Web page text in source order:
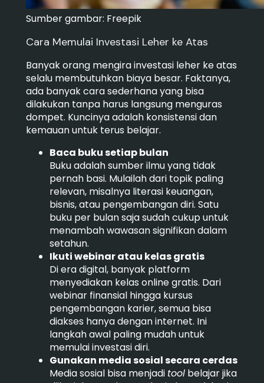
Sumber gambar: Freepik
Cara Memulai Investasi Leher ke Atas
Banyak orang mengira investasi leher ke atas
selalu membutuhkan biaya besar. Faktanya,
ada banyak cara sederhana yang bisa
dilakukan tanpa harus langsung menguras
dompet. Kuncinya adalah konsistensi dan
kemauan untuk terus belajar.
Baca buku setiap bulan
Buku adalah sumber ilmu yang tidak
pernah basi. Mulailah dari topik paling
relevan, misalnya literasi keuangan,
bisnis, atau pengembangan diri. Satu
buku per bulan saja sudah cukup untuk
menambah wawasan signifikan dalam
setahun.
Ikuti webinar atau kelas gratis
Di era digital, banyak platform
menyediakan kelas online gratis. Dari
webinar finansial hingga kursus
pengembangan karier, semua bisa
diakses hanya dengan internet. Ini
langkah awal paling mudah untuk
memulai investasi diri.
Gunakan media sosial secara cerdas
Media sosial bisa menjadi toolbelajar jika